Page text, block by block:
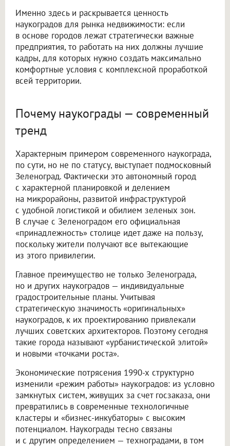
Именно здесь и раскрывается ценность
наукоградов для рынка недвижимости: если
в основе городов лежат стратегически важные
предприятия, то работать на них должны лучшие
кадры, для которых нужно создать максимально
комфортные условия с комплексной проработкой
всей территории.
Почему наукограды — современный
тренд
Характерным примером современного наукограда,
по сути, но не по статусу, выступает подмосковный
Зеленоград. Фактически это автономный город
с характерной планировкой и делением
на микрорайоны, развитой инфраструктурой
с удобной логистикой и обилием зеленых зон.
В случае с Зеленоградом его официальная
«принадлежность» столице идет даже на пользу,
поскольку жители получают все вытекающие
из этого привилегии.
Главное преимущество не только Зеленограда,
но и других наукоградов — индивидуальные
градостроительные планы. Учитывая
стратегическую значимость «оригинальных»
наукоградов, к их проектированию привлекали
лучших советских архитекторов. Поэтому сегодня
такие города называют «урбанистической элитой»
и новыми «точками роста».
Экономические потрясения 1990-х структурно
изменили «режим работы» наукоградов: из условно
замкнутых систем, живущих за счет госзаказа, они
превратились в современные технологичные
кластеры и «бизнес-инкубаторы» с высоким
потенциалом. Наукограды тесно связаны
и с другим определением — техноградами, в том